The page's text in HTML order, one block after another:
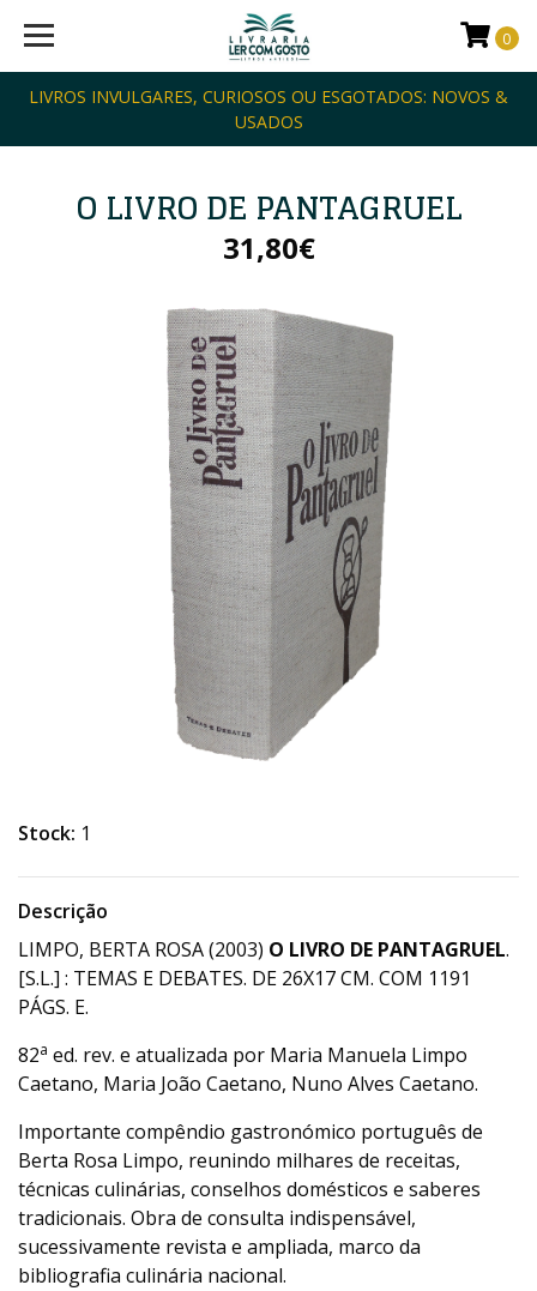
LIVROS INVULGARES, CURIOSOS OU ESGOTADOS: NOVOS &
USADOS
0
O LIVRO DE PANTAGRUEL
31,80€
Stock: 1
Descrição
LIMPO, BERTA ROSA (2003) O LIVRO DE PANTAGRUEL.
[S.L.] : TEMAS E DEBATES. DE 26X17 CM. COM 1191
PÁGS. E.
82a ed. rev. e atualizada por Maria Manuela Limpo
Caetano, Maria João Caetano, Nuno Alves Caetano.
Importante compêndio gastronómico português de
Berta Rosa Limpo, reunindo milhares de receitas,
técnicas culinárias, conselhos domésticos e saberes
tradicionais. Obra de consulta indispensável,
sucessivamente revista e ampliada, marco da
bibliografia culinária nacional.